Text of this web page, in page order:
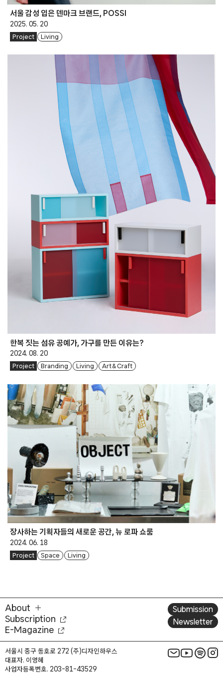
서울 감성 입은 덴마크 브랜드, POSSI
2025. 05. 20
Project Living
한복 짓는 섬유 공예가, 가구를 만든 이유는?
2024. 08. 20
Project Branding Living Art & Craft
장사하는 기획자들의 새로운 공간, 뉴 로파 쇼룸
2024. 06. 18
Project Space Living
About
Subscription
E-Magazine
Submission
Newsletter
서울시 중구 동호로 272 (주)디자인하우스
대표자. 이영혜
사업자등록번호. 203-81-43529